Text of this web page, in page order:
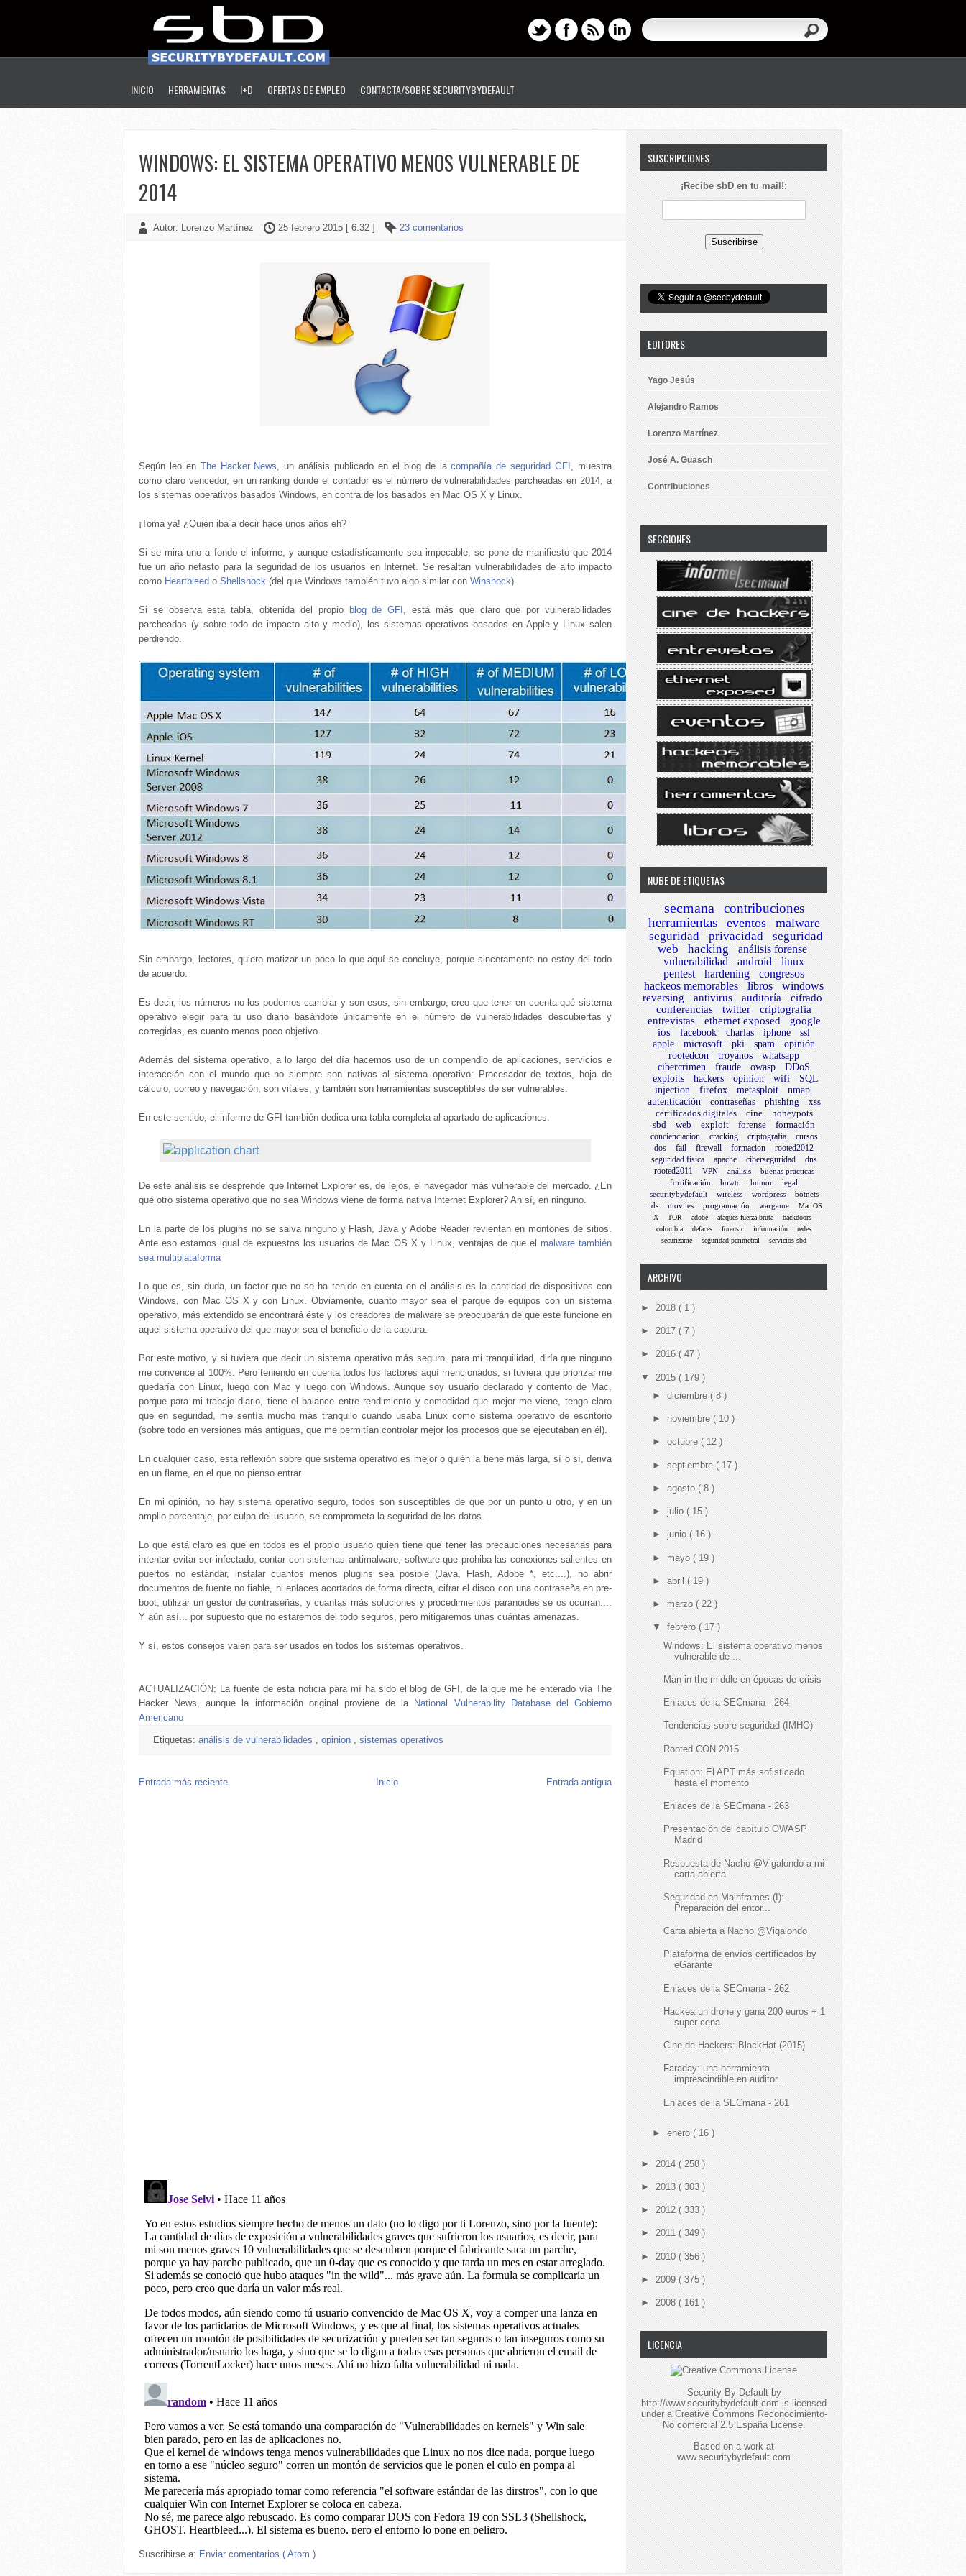
INICIO HERRAMIENTAS I+D OFERTAS DE EMPLEO CONTACTA/SOBRE SECURITYBYDEFAULT
WINDOWS: EL SISTEMA OPERATIVO MENOS VULNERABLE DE
2014
Autor: Lorenzo Martínez 25 febrero 2015 [ 6:32 ] 23 comentarios
Según leo en The Hacker News, un análisis publicado en el blog de lacompañía de seguridad GFI , muestra
como claro vencedor, en un ranking donde el contador es el número de vulnerabilidades parcheadas en 2014, a
los sistemas operativos basados Windows, en contra de los basados en Mac OS X y Linux.
¡Toma ya! ¿Quién iba a decir hace unos años eh?
Si se mira uno a fondo el informe, y aunque estadísticamente sea impecable, se pone de manifiesto que 2014
fue un año nefasto para la seguridad de los usuarios en Internet. Se resaltan vulnerabilidades de alto impacto
como Heartbleed o Shellshock (del que Windows también tuvo algo similar con Winshock).
Si se observa esta tabla, obtenida del propio blog de GFI , está más que claro que por vulnerabilidades
parcheadas (y sobre todo de impacto alto y medio), los sistemas operativos basados en Apple y Linux salen
perdiendo.
Sin embargo, lectores, quiero matizar un poco lo que aquí se concluye, porque sinceramente no estoy del todo
de acuerdo.
Es decir, los números no los podemos cambiar y son esos, sin embargo, creo que tener en cuenta qué sistema
operativo elegir para tu uso diario basándote únicamente en el número de vulnerabilidades descubiertas y
corregidas, es cuanto menos poco objetivo.
Además del sistema operativo, a lo largo del día hacemos uso de un compendio de aplicaciones, servicios e
interacción con el mundo que no siempre son nativas al sistema operativo: Procesador de textos, hoja de
cálculo, correo y navegación, son vitales, y también son herramientas susceptibles de ser vulnerables.
En este sentido, el informe de GFI también dedica una tabla completa al apartado de aplicaciones:
De este análisis se desprende que Internet Explorer es, de lejos, el navegador más vulnerable del mercado. ¿En
qué otro sistema operativo que no sea Windows viene de forma nativa Internet Explorer? Ah sí, en ninguno.
En la parte de los plugins no se salva ninguno y Flash, Java y Adobe Reader revientan en montones de sitios.
Ante eso estamos igual de expuestos los usuarios de Mac OS X y Linux, ventajas de que el malware también
sea multiplataforma
Lo que es, sin duda, un factor que no se ha tenido en cuenta en el análisis es la cantidad de dispositivos con
Windows, con Mac OS X y con Linux. Obviamente, cuanto mayor sea el parque de equipos con un sistema
operativo, más extendido se encontrará éste y los creadores de malware se preocuparán de que este funcione en
aquel sistema operativo del que mayor sea el beneficio de la captura.
Por este motivo, y si tuviera que decir un sistema operativo más seguro, para mi tranquilidad, diría que ninguno
me convence al 100%. Pero teniendo en cuenta todos los factores aquí mencionados, si tuviera que priorizar me
quedaría con Linux, luego con Mac y luego con Windows. Aunque soy usuario declarado y contento de Mac,
porque para mi trabajo diario, tiene el balance entre rendimiento y comodidad que mejor me viene, tengo claro
que en seguridad, me sentía mucho más tranquilo cuando usaba Linux como sistema operativo de escritorio
(sobre todo en versiones más antiguas, que me permitían controlar mejor los procesos que se ejecutaban en él).
En cualquier caso, esta reflexión sobre qué sistema operativo es mejor o quién la tiene más larga, sí o sí, deriva
en un flame, en el que no pienso entrar.
En mi opinión, no hay sistema operativo seguro, todos son susceptibles de que por un punto u otro, y en un
amplio porcentaje, por culpa del usuario, se comprometa la seguridad de los datos.
Lo que está claro es que en todos es el propio usuario quien tiene que tener las precauciones necesarias para
intentar evitar ser infectado, contar con sistemas antimalware, software que prohiba las conexiones salientes en
puertos no estándar, instalar cuantos menos plugins sea posible (Java, Flash, Adobe *, etc,...), no abrir
documentos de fuente no fiable, ni enlaces acortados de forma directa, cifrar el disco con una contraseña en pre-
boot, utilizar un gestor de contraseñas, y cuantas más soluciones y procedimientos paranoides se os ocurran....
Y aún así... por supuesto que no estaremos del todo seguros, pero mitigaremos unas cuántas amenazas.
Y sí, estos consejos valen para ser usados en todos los sistemas operativos.
ACTUALIZACIÓN: La fuente de esta noticia para mí ha sido el blog de GFI, de la que me he enterado vía The
Hacker News, aunque la información original proviene de la National Vulnerability Database del Gobierno
Americano
Etiquetas: análisis de vulnerabilidades , opinion , sistemas operativos
Entrada más reciente Entrada antigua
Inicio
Suscribirse a: Enviar comentarios ( Atom )
SUSCRIPCIONES
¡Recibe sbD en tu mail!:
EDITORES
Yago Jesús
Alejandro Ramos
Lorenzo Martínez
José A. Guasch
Contribuciones
SECCIONES
NUBE DE ETIQUETAS
secmana
contribuciones
herramientas
eventos malware
seguridad privacidad
seguridad
web
hacking
análisis forense
vulnerabilidad
android
linux
pentest
hardening
congresos
hackeos memorables
libros windows
reversing antivirus auditoría
cifrado
conferencias
twitter
criptografia
entrevistas
ethernet exposed
google
ios
facebook charlas iphone
ssl
apple
microsoft pki spam
opinión
rootedcon
troyanos
whatsapp
cibercrimen
fraude owasp
DDoS
exploits
hackers opinion wifi
SQL
injection
firefox metasploit
nmap
autenticación
contraseñas phishing
xss
certificados digitales
cine
honeypots
sbd
web exploit forense formación
concienciacion cracking criptografía
cursos
dos
fail firewall formacion
rooted2012
seguridad física
apache ciberseguridad
dns
rooted2011
VPN análisis
buenas practicas
fortificación
howto humor
legal
securitybydefault
wireless wordpress
botnets
ids
moviles programación wargame
Mac OS
X
TOR adobe ataques fuerza bruta
backdoors
colombia
defaces forensic información
redes
securizame
seguridad perimetral servicios sbd
ARCHIVO
► 2018 ( 1 )
► 2017 ( 7 )
► 2016 ( 47 )
▼ 2015 ( 179 )
► diciembre ( 8 )
► noviembre ( 10 )
► octubre ( 12 )
► septiembre ( 17 )
► agosto ( 8 )
► julio ( 15 )
► junio ( 16 )
► mayo ( 19 )
► abril ( 19 )
► marzo ( 22 )
▼ febrero ( 17 )
Windows: El sistema operativo menos
vulnerable de ...
Man in the middle en épocas de crisis
Enlaces de la SECmana - 264
Tendencias sobre seguridad (IMHO)
Rooted CON 2015
Equation: El APT más sofisticado
hasta el momento
Enlaces de la SECmana - 263
Presentación del capítulo OWASP
Madrid
Respuesta de Nacho @Vigalondo a mi
carta abierta
Seguridad en Mainframes (I):
Preparación del entor...
Carta abierta a Nacho @Vigalondo
Plataforma de envíos certificados by
eGarante
Enlaces de la SECmana - 262
Hackea un drone y gana 200 euros + 1
super cena
Cine de Hackers: BlackHat (2015)
Faraday: una herramienta
imprescindible en auditor...
Enlaces de la SECmana - 261
► enero ( 16 )
► 2014 ( 258 )
► 2013 ( 303 )
► 2012 ( 333 )
► 2011 ( 349 )
► 2010 ( 356 )
► 2009 ( 375 )
► 2008 ( 161 )
LICENCIA
Security By Defaultby
http://www.securitybydefault.com is licensed
under a Creative Commons Reconocimiento-
No comercial 2.5 España License.
Based on a work at
www.securitybydefault.com